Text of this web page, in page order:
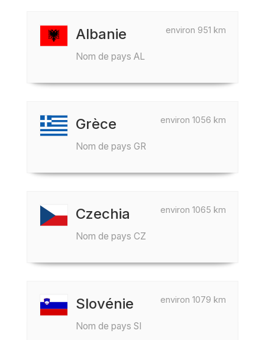
environ 951 km
Albanie
Nom de pays AL
environ 1056 km
Grèce
Nom de pays GR
environ 1065 km
Czechia
Nom de pays CZ
environ 1079 km
Slovénie
Nom de pays SI